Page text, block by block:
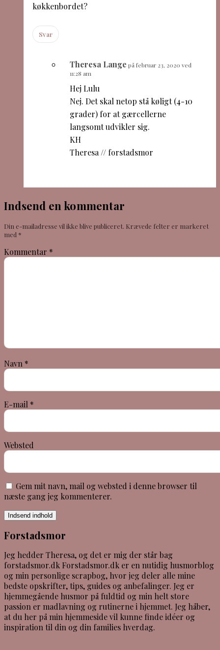
køkkenbordet?
Svar
Theresa Lange på februar 23, 2020 ved
11:28 am
Hej Lulu
Nej. Det skal netop stå køligt (4-10
grader) for at gærcellerne
langsomt udvikler sig.
KH
Theresa // forstadsmor
Indsend en kommentar
Din e-mailadresse vil ikke blive publiceret. Krævede felter er markeret
med *
Kommentar *
Navn *
E-mail *
Websted
Gem mit navn, mail og websted i denne browser til
næste gang jeg kommenterer.
Indsend indhold
Forstadsmor
Jeg hedder Theresa, og det er mig der står bag
forstadsmor.dk Forstadsmor.dk er en nutidig husmorblog
og min personlige scrapbog, hvor jeg deler alle mine
bedste opskrifter, tips, guides og anbefalinger. Jeg er
hjemmegående husmor på fuldtid og min helt store
passion er madlavning og rutinerne i hjemmet. Jeg håber,
at du her på min hjemmeside vil kunne finde idéer og
inspiration til din og din families hverdag.